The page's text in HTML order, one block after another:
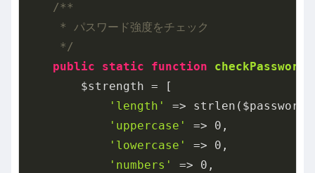
/**
     * パスワード強度をチェック
     */
public
static function
        $strength = [
'length'
=>
'uppercase'
=> 0 ,
'lowercase'
=> 0 ,
'numbers'
=> 0 ,